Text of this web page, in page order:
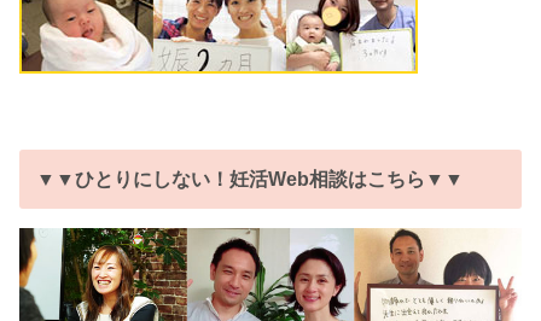
▼▼ひとりにしない！妊活Web相談はこちら▼▼